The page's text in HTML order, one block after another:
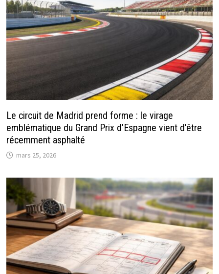
Le circuit de Madrid prend forme : le virage
emblématique du Grand Prix d’Espagne vient d’être
récemment asphalté
mars 25, 2026